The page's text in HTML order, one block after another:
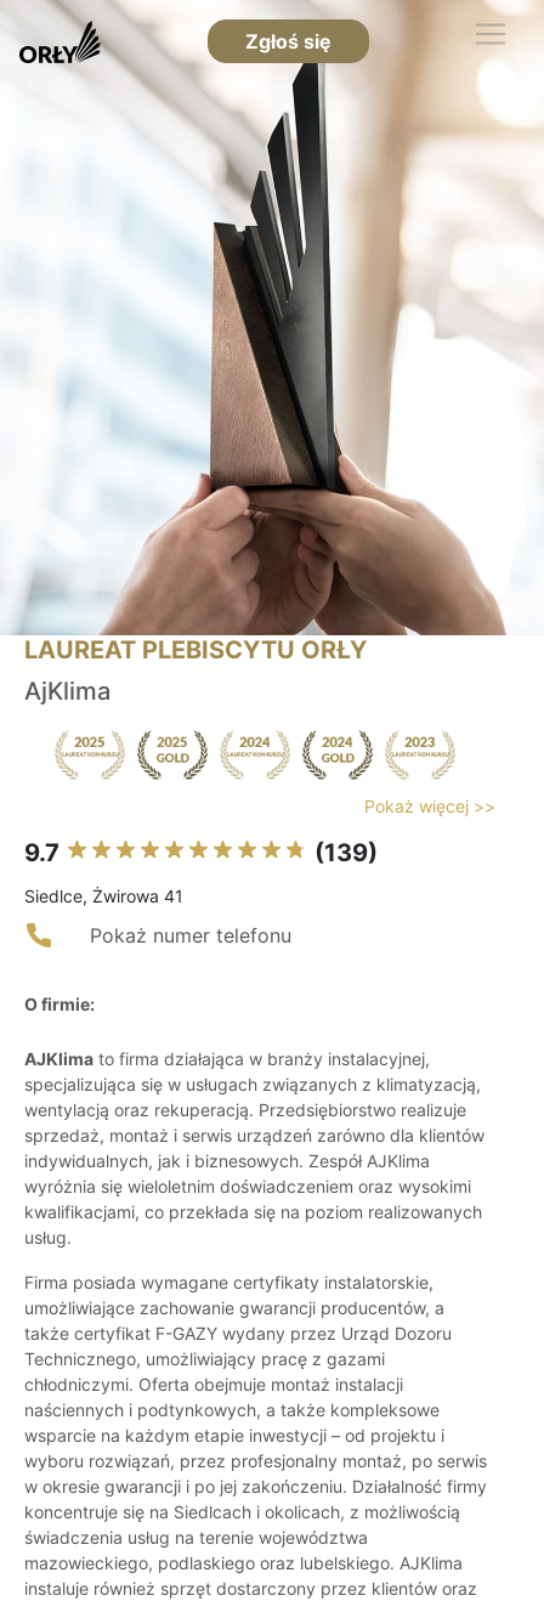
Zgłoś się
LAUREAT PLEBISCYTU ORŁY
AjKlima
Pokaż więcej >>
9.7 (139)
Siedlce, Żwirowa 41
Pokaż numer telefonu
O firmie:
AJKlima to firma działająca w branży instalacyjnej,
specjalizująca się w usługach związanych z klimatyzacją,
wentylacją oraz rekuperacją. Przedsiębiorstwo realizuje
sprzedaż, montaż i serwis urządzeń zarówno dla klientów
indywidualnych, jak i biznesowych. Zespół AJKlima
wyróżnia się wieloletnim doświadczeniem oraz wysokimi
kwalifikacjami, co przekłada się na poziom realizowanych
usług.
Firma posiada wymagane certyfikaty instalatorskie,
umożliwiające zachowanie gwarancji producentów, a
także certyfikat F-GAZY wydany przez Urząd Dozoru
Technicznego, umożliwiający pracę z gazami
chłodniczymi. Oferta obejmuje montaż instalacji
naściennych i podtynkowych, a także kompleksowe
wsparcie na każdym etapie inwestycji – od projektu i
wyboru rozwiązań, przez profesjonalny montaż, po serwis
w okresie gwarancji i po jej zakończeniu. Działalność firmy
koncentruje się na Siedlcach i okolicach, z możliwością
świadczenia usług na terenie województwa
mazowieckiego, podlaskiego oraz lubelskiego. AJKlima
instaluje również sprzęt dostarczony przez klientów oraz